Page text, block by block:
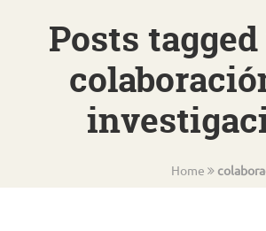
Posts
Home